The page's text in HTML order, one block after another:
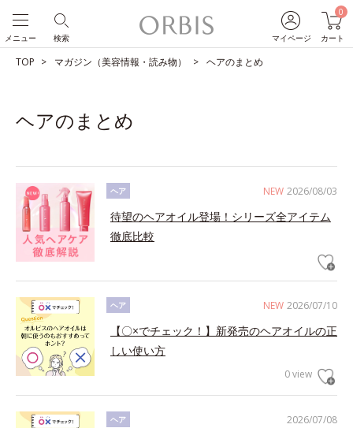
マイページ
0
カート
検索
メニュー
TOP マガジン（美容情報・読み物） ヘアのまとめ
ヘアのまとめ
NEW 2026/08/03
ヘア
待望のヘアオイル登場！シリーズ全アイテム
徹底比較
NEW 2026/07/10
ヘア
【〇×でチェック！】新発売のヘアオイルの正
しい使い方
0 view
2026/07/08
ヘア